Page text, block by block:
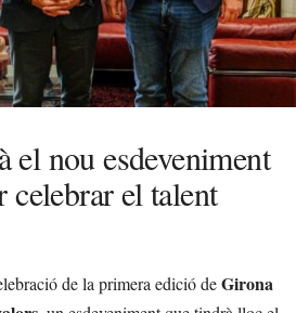
el nou esdeveniment
el talent
de la primera edició deGirona